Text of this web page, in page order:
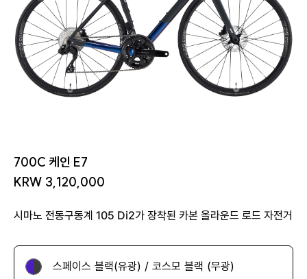
700C 케인 E7
KRW 3,120,000
시마노 전동구동계 105 Di2가 장착된 카본 올라운드 로드 자전거
스페이스 블랙(유광) / 코스모 블랙 (무광)